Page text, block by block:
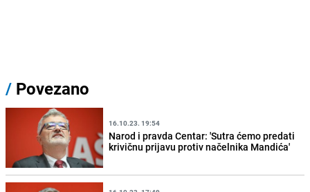
/ Povezano
16.10.23. 19:54
Narod i pravda Centar: 'Sutra ćemo predati
krivičnu prijavu protiv načelnika Mandića'